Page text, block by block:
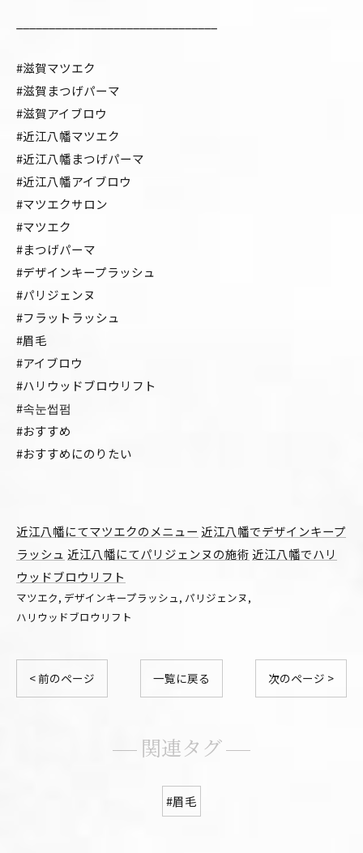
#滋賀マツエク
#滋賀まつげパーマ
#滋賀アイブロウ
#近江八幡マツエク
#近江八幡まつげパーマ
#近江八幡アイブロウ
#マツエクサロン
#マツエク
#まつげパーマ
#デザインキープラッシュ
#パリジェンヌ
#フラットラッシュ
#眉毛
#アイブロウ
#ハリウッドブロウリフト
#속눈썹펌
#おすすめ
#おすすめにのりたい
近江八幡にてマツエクのメニュー 近江八幡でデザインキープ
ラッシュ 近江八幡にてパリジェンヌの施術 近江八幡でハリ
ウッドブロウリフト
マツエク デザインキープラッシュ パリジェンヌ
ハリウッドブロウリフト
< 前のページ 一覧に戻る 次のページ >
関連タグ
#眉毛